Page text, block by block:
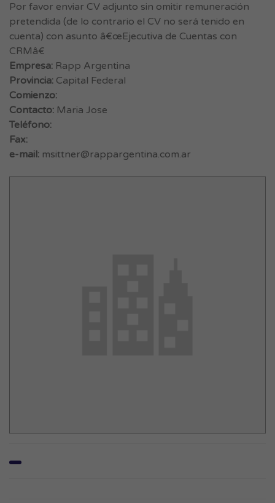
Por favor enviar CV adjunto sin omitir remuneración
pretendida (de lo contrario el CV no será tenido en
cuenta) con asunto â€œEjecutiva de Cuentas con
CRMâ€
Empresa: Rapp Argentina
Provincia: Capital Federal
Comienzo:
Contacto: Maria Jose
Teléfono:
Fax:
e-mail: msittner@rappargentina.com.ar